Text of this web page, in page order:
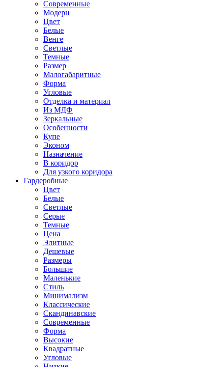
Современные
Модерн
Цвет
Белые
Венге
Светлые
Темные
Размер
Малогабаритные
Форма
Угловые
Отделка и материал
Из МДФ
Зеркальные
Особенности
Купе
Эконом
Назначение
В коридор
Для узкого коридора
Гардеробные
Цвет
Белые
Светлые
Серые
Темные
Цена
Элитные
Дешевые
Размеры
Большие
Маленькие
Стиль
Минимализм
Классические
Скандинавские
Современные
Форма
Высокие
Квадратные
Угловые